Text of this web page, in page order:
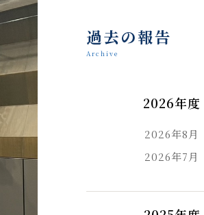
過去の報告
Archive
2026年度
2026年8月
2026年7月